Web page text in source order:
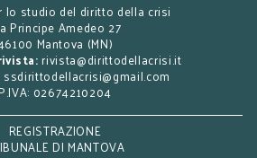
lo studio del diritto della crisi
Principe Amedeo 27
Mantova (MN)
rivista@dirittodellacrisi.it
ssdirittodellacrisi@gmail.com
P.IVA: 02674210204
REGISTRAZIONE
DI MANTOVA